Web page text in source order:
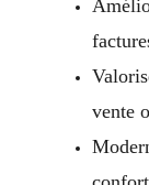
vente